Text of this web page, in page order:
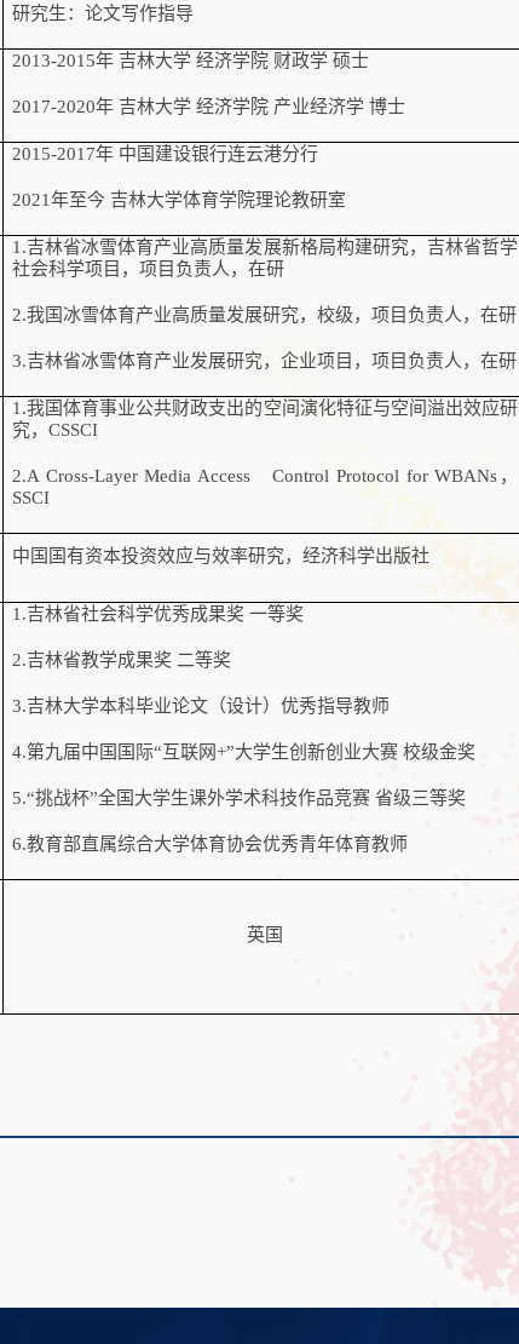
研究生：论文写作指导
2013-2015年 吉林大学 经济学院 财政学 硕士
2017-2020年 吉林大学 经济学院 产业经济学 博士
2015-2017年 中国建设银行连云港分行
2021年至今 吉林大学体育学院理论教研室
1.吉林省冰雪体育产业高质量发展新格局构建研究，吉林省哲学
社会科学项目，项目负责人，在研
2.我国冰雪体育产业高质量发展研究，校级，项目负责人，在研
3.吉林省冰雪体育产业发展研究，企业项目，项目负责人，在研
1.我国体育事业公共财政支出的空间演化特征与空间溢出效应研
究， CSSCI
2.A Cross-Layer Media Access Control Protocol for WBANs ，
SSCI
中国国有资本投资效应与效率研究，经济科学出版社
1.吉林省社会科学优秀成果奖 一等奖
2.吉林省教学成果奖 二等奖
3.吉林大学本科毕业论文（设计）优秀指导教师
4.第九届中国国际“ 互联网+”大学生创新创业大赛 校级金奖
5.“挑战杯”全国大学生课外学术科技作品竞赛 省级三等奖
6.教育部直属综合大学体育协会优秀青年体育教师
英国